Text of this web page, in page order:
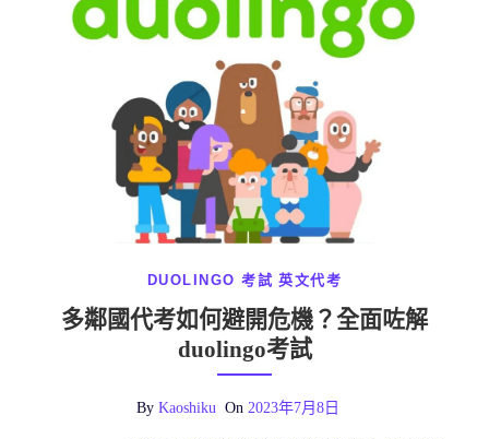
DUOLINGO 考試 英文代考
多鄰國代考如何避開危機？全面咗解
duolingo考試
By Kaoshiku On 2023年7月8日